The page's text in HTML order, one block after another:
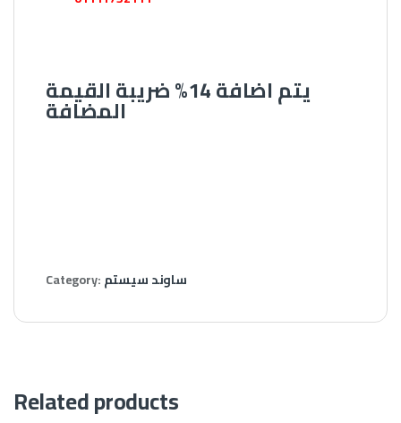
يتم اضافة 14% ضريبة القيمة
المضافة
Category:ساوند سيستم
Related products